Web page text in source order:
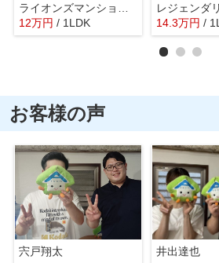
12万円 / 1LDK
14.3万円 /
お客様の声
宍戸翔太 井出達也